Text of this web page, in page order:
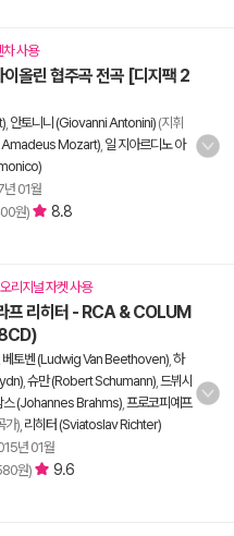
차 사용
올린 협주곡 전곡 [디지팩 2
안토니니 (Giovanni Antonini) (지휘
Amadeus Mozart) 일 지아르디노 아
01월
원)
8.8
리지널 자켓 사용
프 리히터 - RCA & COLUM
베토벤 (Ludwig Van Beethoven) 하
슈만 (Robert Schumann) 드뷔시
스 (Johannes Brahms) 프로코피예프
가), 리히터 (Sviatoslav Richter)
년 01월
원)
9.6